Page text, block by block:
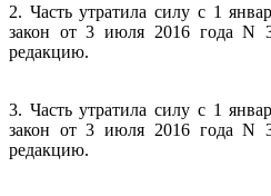
2. Часть утратила силу с 1
закон от 3 июля 2016 года
редакцию.
3. Часть утратила силу с 1
закон от 3 июля 2016 года
редакцию.